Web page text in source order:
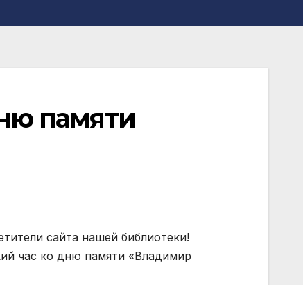
памяти
сайта нашей библиотеки!
час ко дню памяти «Владимир